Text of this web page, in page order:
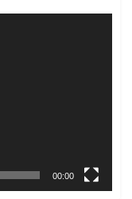
00:00